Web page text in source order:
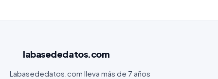
labasededatos.com
Labasededatos.com lleva más de 7 años